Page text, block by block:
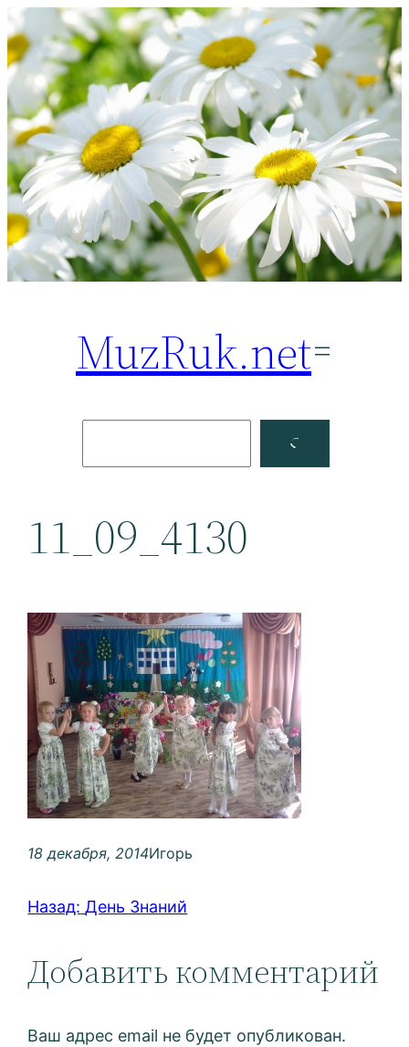
Перейти
к
содержимому
MuzRuk.net
Facebook
11_09_4130
18 декабря, 2014Игорь
Назад: День Знаний
Добавить комментарий
Ваш адрес email не будет опубликован.